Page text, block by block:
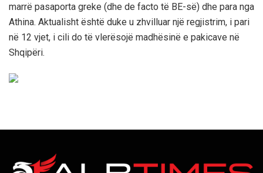
marrë pasaporta greke (dhe de facto të BE-së) dhe para nga
Athina. Aktualisht është duke u zhvilluar një regjistrim, i pari
në 12 vjet, i cili do të vlerësojë madhësinë e pakicave në
Shqipëri.